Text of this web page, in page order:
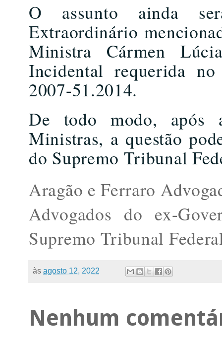
O assunto ainda
Extraordinário
Ministra Cármen
Incidental requerida
2007-51.2014.
De todo modo, após
Ministras, a questão
do Supremo Tribunal
Aragão e Ferraro
Advogados do ex-
Supremo Tribunal
às agosto 12, 2022
Nenhum